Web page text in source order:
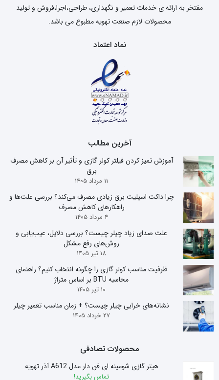
مفتخر به ارائه ی خدمات تعمیر و نگهداری، طراحی،اجرا،فروش و تولید
محصولات لازم صنعت تهویه مطبوع می باشد.
نماد اعتماد
آخرین مطالب
آموزش تمیز کردن فیلتر کولر گازی و تأثیر آن بر کاهش مصرف
برق
11 مرداد 1405
چرا داکت اسپلیت برق زیادی مصرف می‌کند؟ بررسی علت‌ها و
راهکارهای کاهش مصرف
4 مرداد 1405
علت صدای زیاد چیلر چیست؟ بررسی دلایل، عیب‌یابی و
روش‌های رفع مشکل
18 تیر 1405
ظرفیت مناسب کولر گازی را چگونه انتخاب کنیم؟ راهنمای
محاسبه BTU بر اساس متراژ
10 تیر 1405
نشانه‌های خرابی چیلر چیست؟ + زمان مناسب تعمیر چیلر
27 خرداد 1405
محصولات تصادفی
هیتر گازی شومینه ای فن دار مدل A612 آذر تهویه
تماس بگیرید!